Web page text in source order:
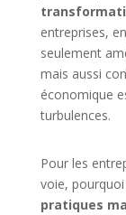
entreprises,
seulement
mais aussi
économique
turbulences.
Pour les
voie,
pratiques